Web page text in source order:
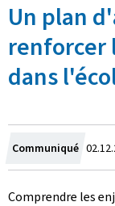
Un plan
renforcer
dans
Communiqué Crée
le
Comprendre les